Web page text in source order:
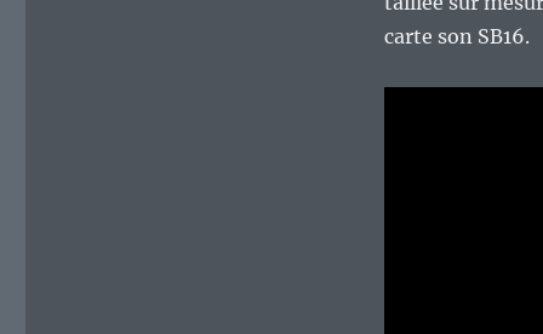
carte son SB16.